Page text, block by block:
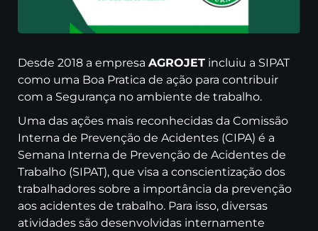
Desde 2018 a empresa AGROJET incluiu a SIPAT
como uma Boa Pratica de ação para contribuir
com a Segurança no ambiente de trabalho.
Uma das ações mais reconhecidas da Comissão
Interna de Prevenção de Acidentes (CIPA) é a
Semana Interna de Prevenção de Acidentes de
Trabalho (SIPAT), que visa a conscientização dos
trabalhadores sobre a importância da prevenção
aos acidentes de trabalho. Para isso, diversas
atividades são desenvolvidas internamente